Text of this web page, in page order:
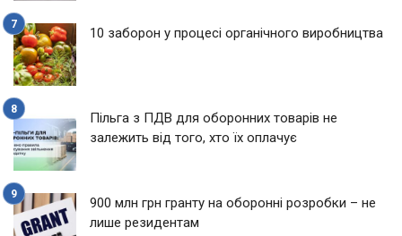
10 заборон у процесі органічного виробництва
Пільга з ПДВ для оборонних товарів не
залежить від того, хто їх оплачує
900 млн грн гранту на оборонні розробки – не
лише резидентам